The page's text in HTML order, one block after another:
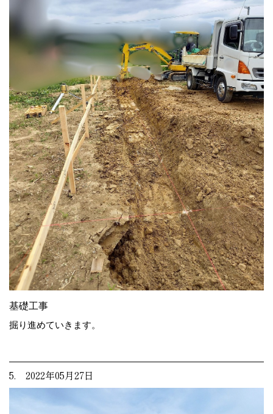
基礎工事
掘り進めていきます。
5. 2022年05月27日